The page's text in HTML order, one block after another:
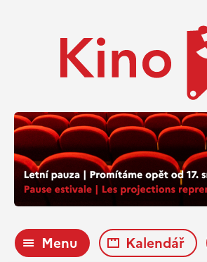
Menu Kalendář